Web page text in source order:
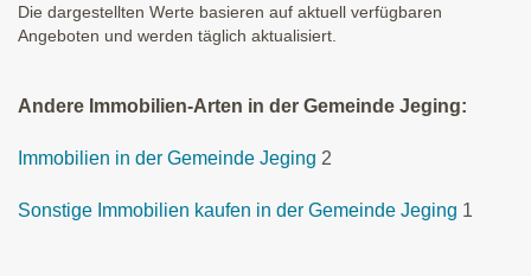
Die dargestellten Werte basieren auf aktuell verfügbaren
Angeboten und werden täglich aktualisiert.
Andere Immobilien-Arten in der Gemeinde Jeging:
Immobilien in der Gemeinde Jeging 2
Sonstige Immobilien kaufen in der Gemeinde Jeging 1